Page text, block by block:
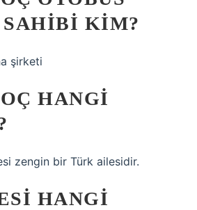
KIM?
şirketi
HANGI
zengin bir Türk ailesidir.
HANGI